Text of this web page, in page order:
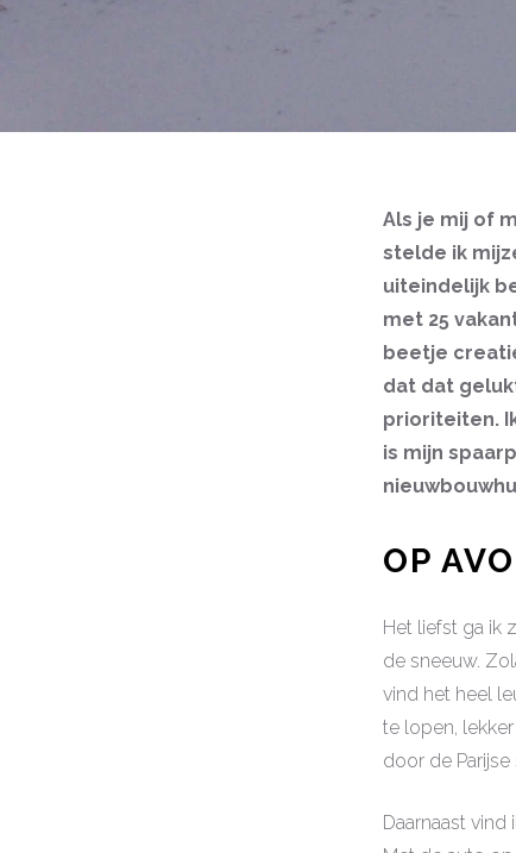
Als je mij of
stelde ik
uiteindelijk
met 25
beetje
dat dat
prioriteiten.
is mijn
OP
Het liefst ga ik
de sneeuw.
vind het heel
te lopen,
door de Parijse
Daarnaast